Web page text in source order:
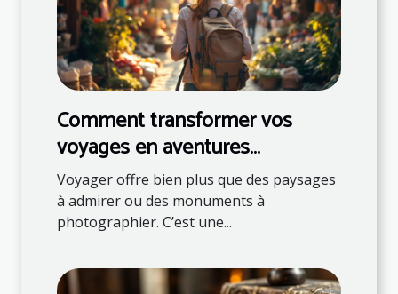
Comment transformer vos
voyages en aventures
éducatives ?
Voyager offre bien plus que des paysages
à admirer ou des monuments à
photographier. C’est une...